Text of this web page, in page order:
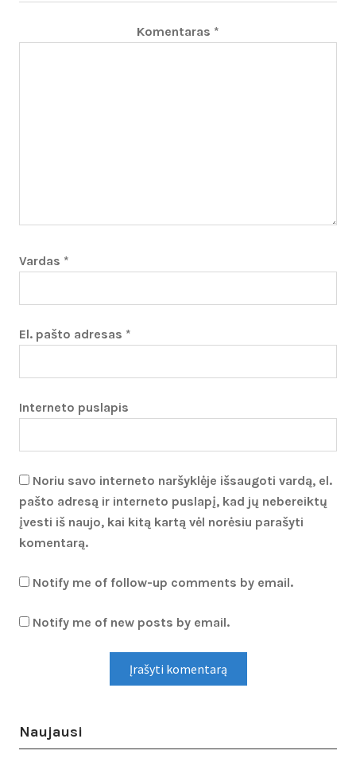
Komentaras *
Vardas *
El. pašto adresas *
Interneto puslapis
Noriu savo interneto naršyklėje išsaugoti vardą, el.
pašto adresą ir interneto puslapį, kad jų nebereiktų
įvesti iš naujo, kai kitą kartą vėl norėsiu parašyti
komentarą.
Notify me of follow-up comments by email.
Notify me of new posts by email.
Naujausi